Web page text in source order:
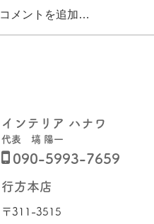
コメントを追加…
 090-5993-7659
インテリア ハナワ
代表 塙 陽一
行方本店
〒311-3515​